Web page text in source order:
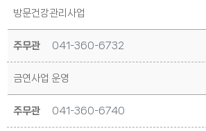
방문건강관리사업
주무관 041-360-6732
금연사업 운영
주무관 041-360-6740